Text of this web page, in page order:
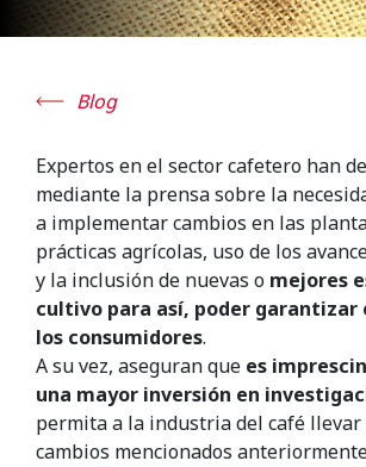
Blog
Expertos en el sector cafetero han
mediante la prensa sobre la
a implementar cambios en las
prácticas agrícolas, uso de los
y la inclusión de nuevas o mejores
cultivo para así, poder garantizar
los consumidores.
A su vez, aseguran que es
una mayor inversión en
permita a la industria del café llevar
cambios mencionados